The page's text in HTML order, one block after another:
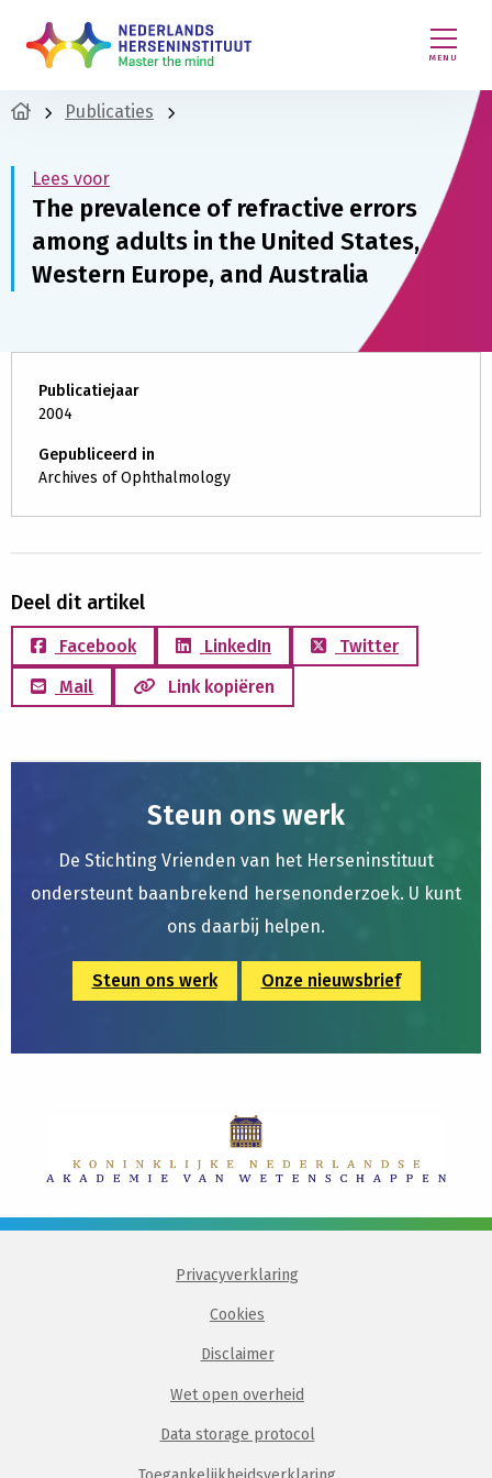
MENU
Publicaties
Lees voor
The prevalence of refractive errors
among adults in the United States,
Western Europe, and Australia
Publicatiejaar
2004
Gepubliceerd in
Archives of Ophthalmology
Deel dit artikel
Facebook LinkedIn
Twitter
Mail
Link kopiëren
Steun ons werk
De Stichting Vrienden van het Herseninstituut
ondersteunt baanbrekend hersenonderzoek. U kunt
ons daarbij helpen.
Steun ons werk Onze nieuwsbrief
Privacyverklaring
Cookies
Disclaimer
Wet open overheid
Data storage protocol